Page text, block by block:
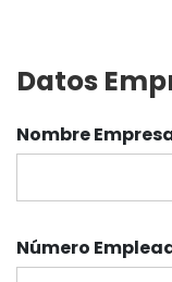
Datos
Nombre
Número